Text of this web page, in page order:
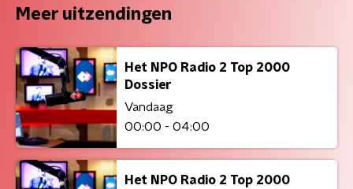
Meer uitzendingen
Het NPO Radio 2 Top 2000
Dossier
Vandaag
00:00 - 04:00
Het NPO Radio 2 Top 2000